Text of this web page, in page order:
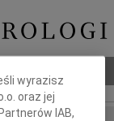
wyrazisz
oraz jej
IAB,